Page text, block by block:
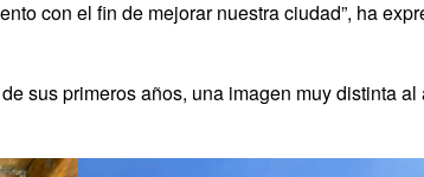
con el fin de mejorar nuestra ciudad”, ha
sus primeros años, una imagen muy distinta al